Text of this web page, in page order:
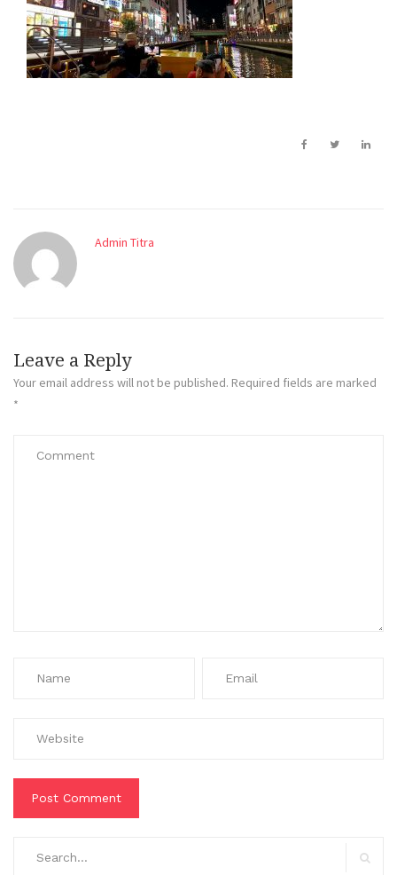
Admin Titra
Leave a Reply
Your email address will not be published. Required fields are marked
*